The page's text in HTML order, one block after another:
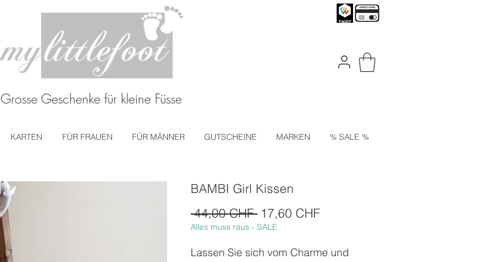
Grosse Geschenke für kleine Füsse
KARTEN FÜR FRAUEN FÜR MÄNNER GUTSCHEINE MARKEN % SALE %
BAMBI Girl Kissen
44,00 CHF Standardpreis
17,60 CHFSale-
Alles muss raus - SALE
Lassen Sie sich vom Charme und